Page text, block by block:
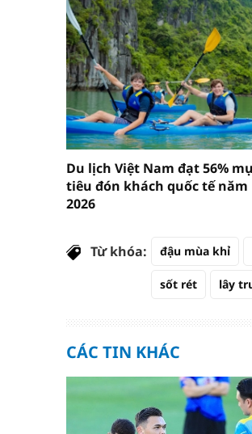
Du lịch Việt Nam đạt 56%
tiêu đón khách quốc tế năm
2026
Từ khóa: đậu mùa khỉ
sốt rét lây
CÁC TIN KHÁC